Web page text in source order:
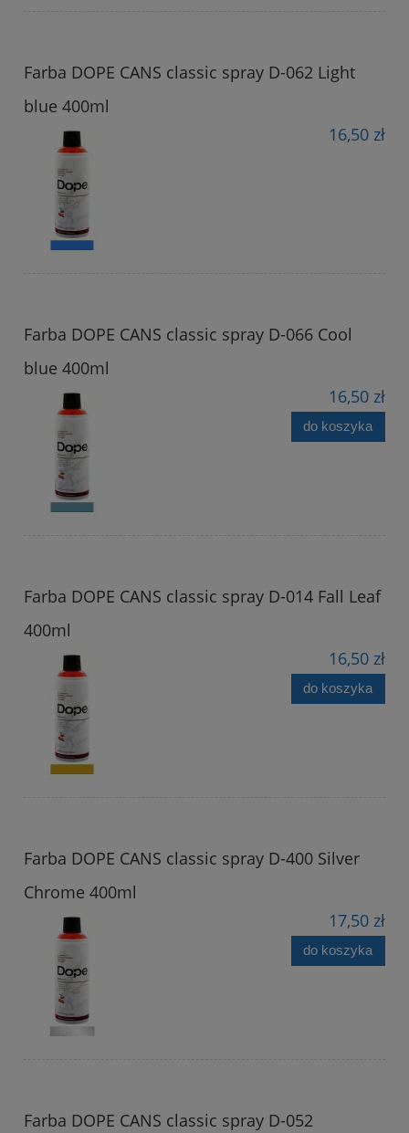
Farba DOPE CANS classic spray D-062 Light
blue 400ml
16,50 zł
Farba DOPE CANS classic spray D-066 Cool
blue 400ml
16,50 zł
do koszyka
Farba DOPE CANS classic spray D-014 Fall Leaf
400ml
16,50 zł
do koszyka
Farba DOPE CANS classic spray D-400 Silver
Chrome 400ml
17,50 zł
do koszyka
Farba DOPE CANS classic spray D-052